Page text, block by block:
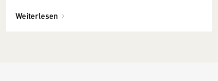
Weiterlesen